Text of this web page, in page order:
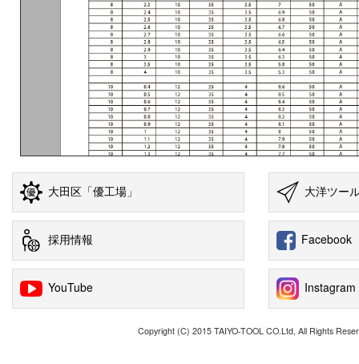
大田区「優工場」 大洋ツー
採用情報 Facebook
YouTube Instagram
Copyright (C) 2015 TAIYO-TOOL CO.Ltd, All Rights